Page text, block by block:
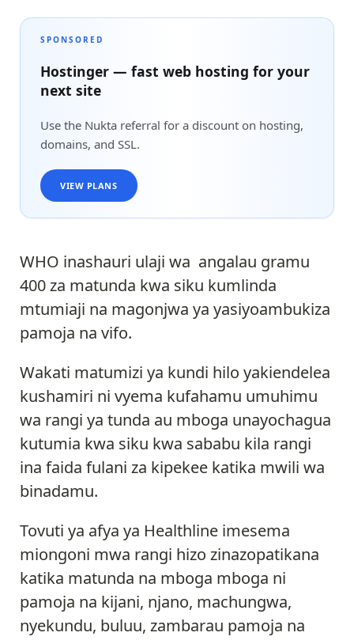
SPONSORED
Hostinger — fast web hosting for your
next site
Use the Nukta referral for a discount on hosting,
domains, and SSL.
VIEW PLANS
WHO inashauri ulaji wa angalau gramu
400 za matunda kwa siku kumlinda
mtumiaji na magonjwa ya yasiyoambukiza
pamoja na vifo.
Wakati matumizi ya kundi hilo yakiendelea
kushamiri ni vyema kufahamu umuhimu
wa rangi ya tunda au mboga unayochagua
kutumia kwa siku kwa sababu kila rangi
ina faida fulani za kipekee katika mwili wa
binadamu.
Tovuti ya afya ya Healthline imesema
miongoni mwa rangi hizo zinazopatikana
katika matunda na mboga mboga ni
pamoja na kijani, njano, machungwa,
nyekundu, buluu, zambarau pamoja na